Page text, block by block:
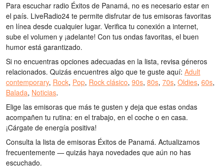
Para escuchar radio Éxitos de Panamá, no es necesario estar en
el país. LiveRadio24 te permite disfrutar de tus emisoras favoritas
en línea desde cualquier lugar. Verifica tu conexión a internet,
sube el volumen y ¡adelante! Con tus ondas favoritas, el buen
humor está garantizado.
Si no encuentras opciones adecuadas en la lista, revisa géneros
relacionados. Quizás encuentres algo que te guste aquí: Adult
contemporary, Rock, Pop, Rock clásico, 90s, 80s, 70s, Oldies, 60s,
Balada, Noticias.
Elige las emisoras que más te gusten y deja que estas ondas
acompañen tu rutina: en el trabajo, en el coche o en casa.
¡Cárgate de energía positiva!
Consulta la lista de emisoras Éxitos de Panamá. Actualizamos
frecuentemente — quizás haya novedades que aún no has
escuchado.